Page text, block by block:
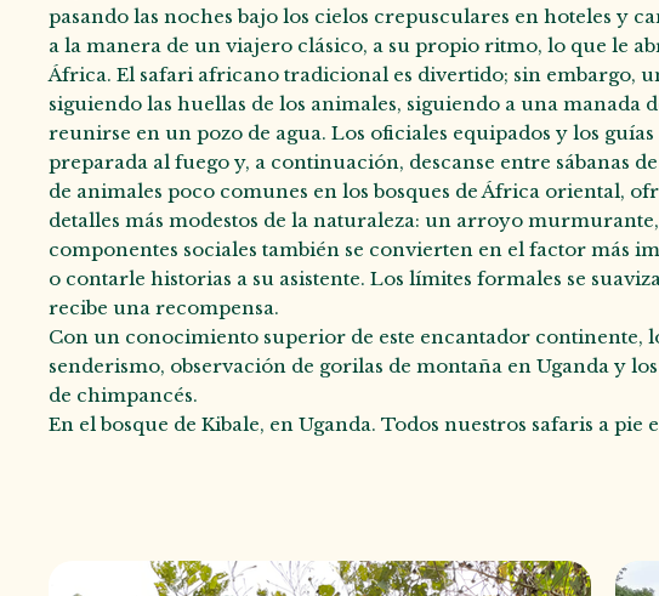
pasando las noches bajo los cielos crepusculares en hoteles y
a la manera de un viajero clásico, a su propio ritmo, lo que le
África. El safari africano tradicional es divertido; sin embargo,
siguiendo las huellas de los animales, siguiendo a una manada
reunirse en un pozo de agua. Los oficiales equipados y los
preparada al fuego y, a continuación, descanse entre sábanas
de animales poco comunes en los bosques de África oriental,
detalles más modestos de la naturaleza: un arroyo
componentes sociales también se convierten en el factor más
o contarle historias a su asistente. Los límites formales se
recibe una recompensa.
Con un conocimiento superior de este encantador continente,
senderismo, observación de gorilas de montaña en Uganda y
de chimpancés.
En el bosque de Kibale, en Uganda. Todos nuestros safaris a